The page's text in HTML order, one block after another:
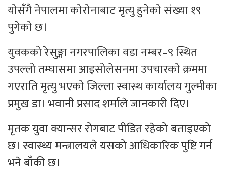
योसँगै नेपालमा कोरोनाबाट मृत्यु हुनेको संख्या १९
पुगेको छ।
युवकको रेसुङ्गा नगरपालिका वडा नम्बर–९ स्थित
उपल्लो तम्घासमा आइसोलेसनमा उपचारको क्रममा
गएराति मृत्यु भएको जिल्ला स्वास्थ कार्यालय गुल्मीका
प्रमुख डा। भवानी प्रसाद शर्माले जानकारी दिए।
मृतक युवा क्यान्सर रोगबाट पीडित रहेको बताइएको
छ। स्वास्थ्य मन्त्रालयले यसको आधिकारिक पुष्टि गर्न
भने बाँकी छ।